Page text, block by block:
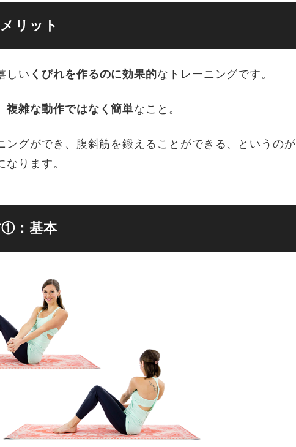
リット
しい くびれを作るのに効果的なトレーニングです。
複雑な動作ではなく簡単なこと。
ングができ、腹斜筋を鍛えることができる、というのが
ります。
①：基本